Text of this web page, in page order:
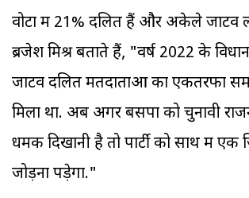
वोटों में 21% दलित हैं और अकेले जाटव
ब्रजेश मिश्र बताते हैं, "वर्ष 2022 के
जाटव दलित मतदाताओं का एकतरफा
मिला था. अब अगर बसपा को चुनावी
धमक दिखानी है तो पार्टी को साथ में
जोड़ना पड़ेगा."